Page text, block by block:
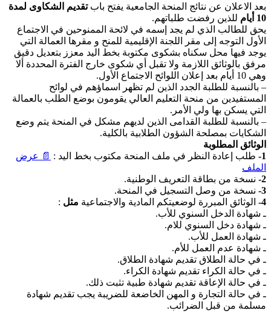
بعد الاعلان عن نتائج المنحة الجامعية يفتح بابتقديم الشكاوى لمدة
10 أيام
للذين رفضت طلباتهم.
يحق للطالب الذي لم يجد إسمه في لائحة الممنوحين في الاجتماع
الأول التوجه إلى مقر اللجنة الإقليمية للمنح و مقرها العمالة التي
يوجد فيها محل سكناه بشكوى مكتوبة بخط اليد معزز بتعديل دقيق
مرفق بالوثائق اللازمة ولا تقبل أي شكوى خارج الفترة المحددة ألا
وهي 10 أيام بعد إعلان اللوائح الاجتماع الأول.
– بالنسبة للطلبة الجدد الذين لم تظهر اسماؤهم في لوائح
المستفيدين من منحة التعليم العالي يقومون بوضع الطلب بالعمالة
التي يسكن بها ولي الأمر.
– بالنسبة للطلبة القدامى الذين لديهم مشكل في المنحة يتم وضع
الشكايات بمصلحة الشؤون الطلابية بالكلية.
الوثائق المطلوبة
1-
طلب إعادة النظر في ملف المنحة مكتوب بخط اليد : 📄 عرض
الملف
2- نسخة من بطاقة التعريف الوطنية.
3- نسخة من وصل التسجيل في المنحة.
4-
الوثائق المبررة لوضعيتكم المادية والاجتماعية مثل :
ـ شهادة الدخل السنوي للأب.
ـ شهادة دخل السنوي للام.
ـ شهادة العمل للأب.
ـ شهادة عدم العمل للأم.
ـ في حالة الطلاق تقديم شهادة الطلاق.
ـ في حالة الكراء تقديم شهادة الكراء.
ـ في حالة الإعاقة تقديم شهادة طبية تثبت ذلك.
ـ في حالة التجارة و المهن الخاضعة للضريبة يجب تقديم شهادة
مسلمة من قبل الضرائب.